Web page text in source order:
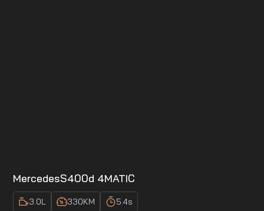
MercedesS400d 4MATIC
3.0L 330KM 5.4s